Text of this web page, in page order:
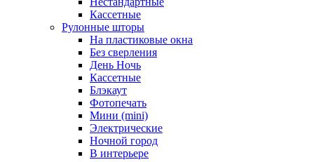
Кассетные
Рулонные шторы
На пластиковые окна
Без сверления
День Ночь
Кассетные
Блэкаут
Фотопечать
Мини (mini)
Электрические
Ночной город
В интерьере